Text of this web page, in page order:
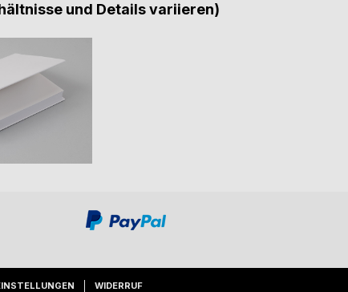
und Details variieren)
WIDERRUF